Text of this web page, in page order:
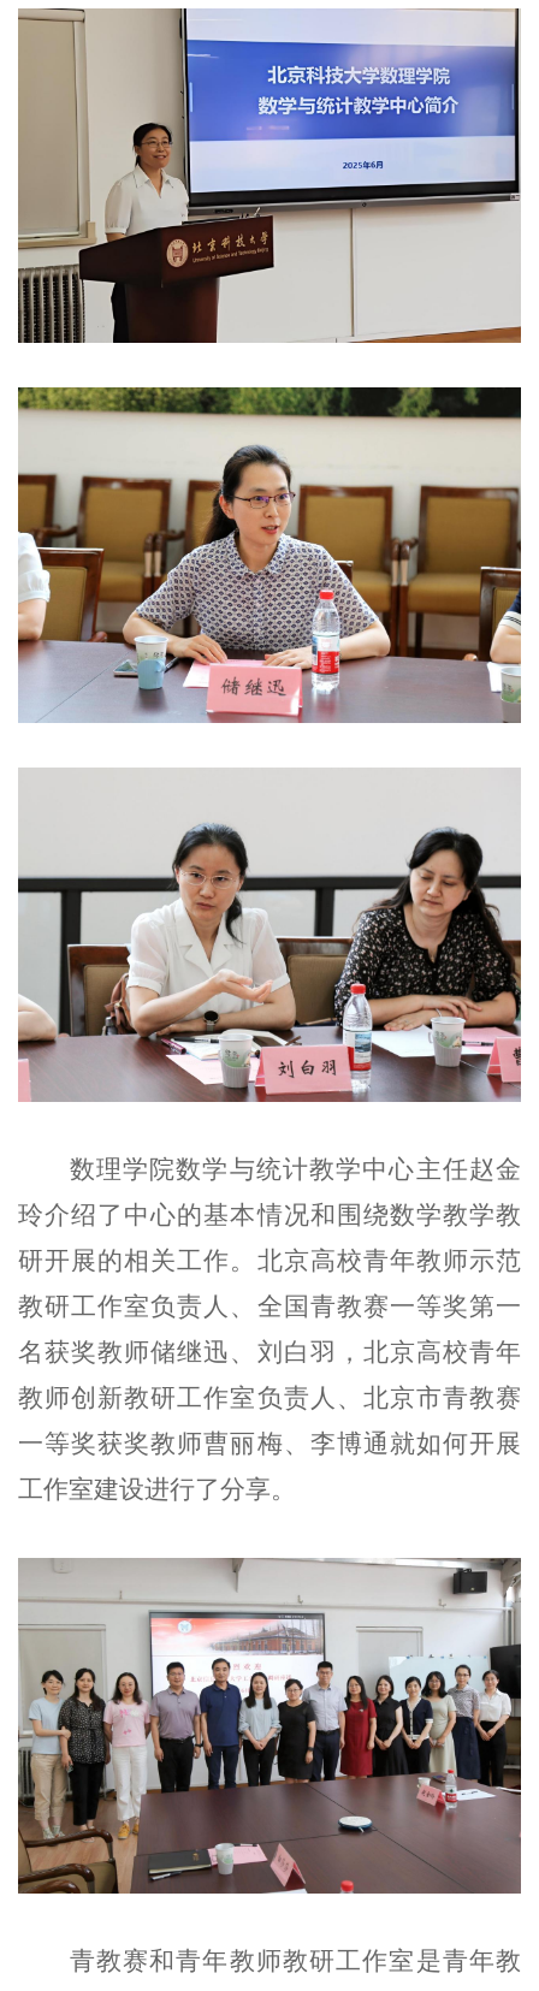
数理学院数学与统计教学中心主任赵金
玲介绍了中心的基本情况和围绕数学教学教
研开展的相关工作。北京高校青年教师示范
教研工作室负责人、全国青教赛一等奖第一
名获奖教师储继迅、刘白羽，北京高校青年
教师创新教研工作室负责人、北京市青教赛
一等奖获奖教师曹丽梅、李博通就如何开展
工作室建设进行了分享。
青教赛和青年教师教研工作室是青年教